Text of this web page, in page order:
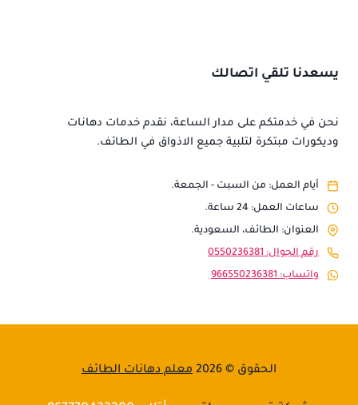
يسعدنا تلقي اتصالك
نحن في خدمتكم على مدار الساعة، نقدم خدمات دهانات
وديكورات مبتكرة لتلبية جميع الاذواق في الطائف.
أيام العمل: من السبت - الجمعة.
ساعات العمل: 24 ساعة.
العنوان: الطائف، السعودية.
رقم الجوال: 0550236381
واتساب: 966550236381
الحقوق © 2026 معلم دهانات الطائف